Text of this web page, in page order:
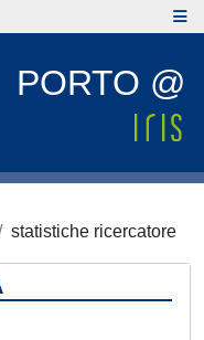
PORTO @
statistiche ricercatore